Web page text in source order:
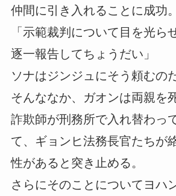
仲間に引き入れることに成功。
「示範裁判について目を光ら
逐一報告してちょうだい」
ソナはジンジュにそう頼むの
そんななか、ガオンは両親を
詐欺師が刑務所で入れ替わっ
て、ギョンヒ法務長官たちが
性があると突き止める。
さらにそのことについてヨハ